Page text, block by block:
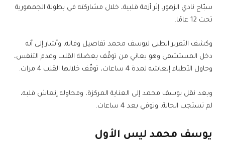
سبّاح نادي الزهور، إثر أزمة قلبية، خلال مشاركته في بطولة الجمهورية
تحت 12 عامًا.
وكشف التقرير الطبي ليوسف محمد تفاصيل وفاته، وأشار إلى أنه
دخل المستشفى وهو يعاني من توقّف بعضلة القلب وعدم التنفس،
وحاول الأطباء إنعاشه لمدة 4 ساعات، توقّف خلالها القلب 4 مرات.
وبعد نقل يوسف محمد إلى العناية المركزة، ومحاولة إنعاش قلبه،
لم تستجب الحالة، وتوفي بعد 4 ساعات.
يوسف محمد ليس الأول